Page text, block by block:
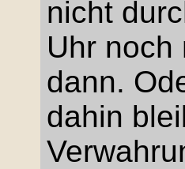
nicht
Uhr noch
dann.
dahin